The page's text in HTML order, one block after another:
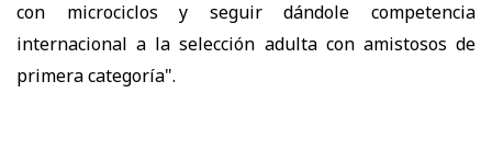
con microciclos y seguir dándole competencia
internacional a la selección adulta con amistosos de
primera categoría".